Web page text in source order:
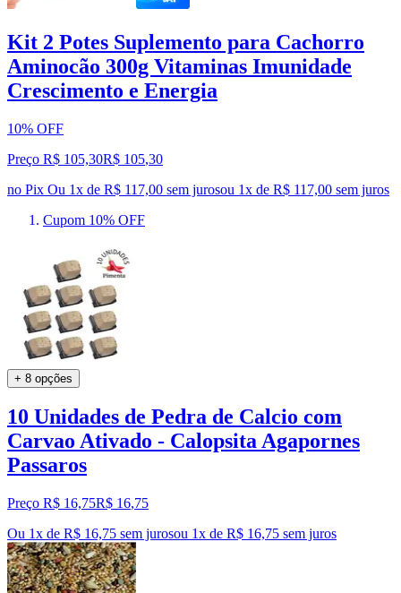
Kit 2 Potes Suplemento para Cachorro
Aminocão 300g Vitaminas Imunidade
Crescimento e Energia
10% OFF
Preço R$ 105,30R$ 105,30
no Pix Ou 1x de R$ 117,00 sem jurosou 1x de R$ 117,00 sem juros
Cupom 10% OFF
+ 8 opções
10 Unidades de Pedra de Calcio com
Carvao Ativado - Calopsita Agapornes
Passaros
Preço R$ 16,75R$ 16,75
Ou 1x de R$ 16,75 sem jurosou 1x de R$ 16,75 sem juros